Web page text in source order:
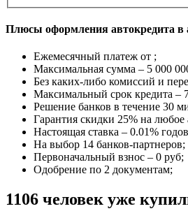
Плюсы оформления автокредита в
Ежемесячный платеж от ;
Максимальная сумма – 5 000
Без каких-либо комиссий и
Максимальный срок кредита –
Решение банков в течение 30
Гарантия скидки 25% на любое
Настоящая ставка – 0.01%
На выбор 14 банков-партнеров;
Первоначальный взнос – 0 руб;
Одобрение по 2 документам;
1106 человек уже